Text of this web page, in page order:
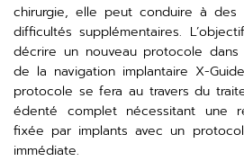
chirurgie, elle peut conduire à des
difficultés supplémentaires.
décrire un nouveau protocole
de la navigation implantaire X-
protocole se fera au travers du
édenté complet nécessitant une
fixée par implants avec un
immédiate.